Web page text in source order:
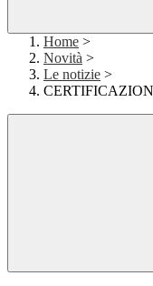
Home >
Novità >
Le notizie >